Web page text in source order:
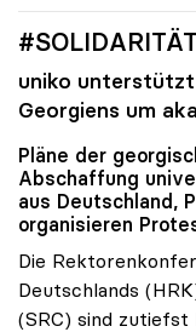
uniko unterstützt
Georgiens um
Pläne der
Abschaffung
aus Deutschland,
organisieren
Die
Deutschlands
(SRC) sind